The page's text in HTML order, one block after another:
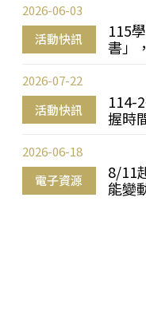
活動快訊
115
書」
2026-06-03
活動快訊
114-
握時
2026-07-22
電子資源
8/11
能變
2026-06-18